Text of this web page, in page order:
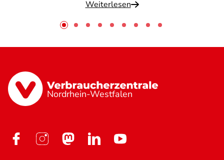
Weiterlesen
Nordrhein-Westfalen